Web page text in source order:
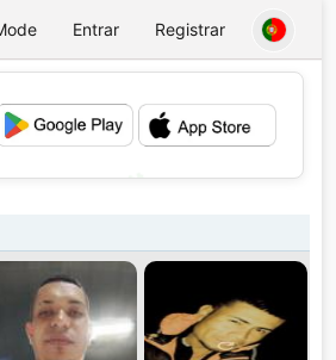
Entrar Registrar